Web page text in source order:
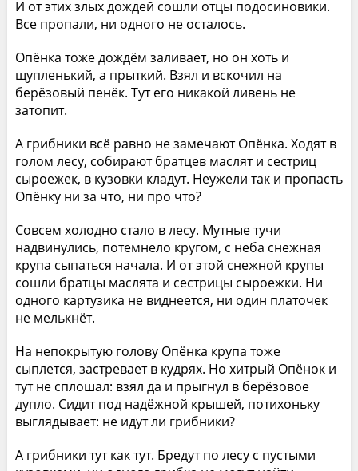
И от этих злых дождей сошли отцы подосиновики.
Все пропали, ни одного не осталось.
Опёнка тоже дождём заливает, но он хоть и
щупленький, а прыткий. Взял и вскочил на
берёзовый пенёк. Тут его никакой ливень не
затопит.
А грибники всё равно не замечают Опёнка. Ходят в
голом лесу, собирают братцев маслят и сестриц
сыроежек, в кузовки кладут. Неужели так и пропасть
Опёнку ни за что, ни про что?
Совсем холодно стало в лесу. Мутные тучи
надвинулись, потемнело кругом, с неба снежная
крупа сыпаться начала. И от этой снежной крупы
сошли братцы маслята и сестрицы сыроежки. Ни
одного картузика не виднеется, ни один платочек
не мелькнёт.
На непокрытую голову Опёнка крупа тоже
сыплется, застревает в кудрях. Но хитрый Опёнок и
тут не сплошал: взял да и прыгнул в берёзовое
дупло. Сидит под надёжной крышей, потихоньку
выглядывает: не идут ли грибники?
А грибники тут как тут. Бредут по лесу с пустыми